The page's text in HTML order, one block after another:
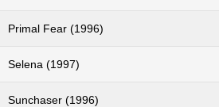
Primal Fear (1996)
Selena (1997)
Sunchaser (1996)